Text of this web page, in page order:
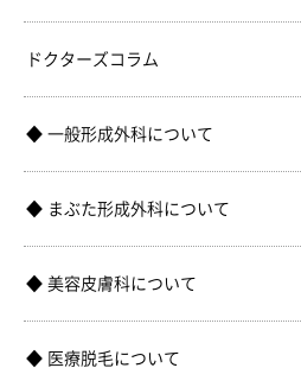
ドクターズコラム
一般形成外科について
まぶた形成外科について
美容皮膚科について
医療脱毛について